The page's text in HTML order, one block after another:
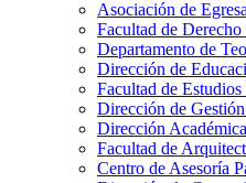
Asociación de
Facultad de Derecho
Departamento de
Dirección de
Facultad de
Dirección de
Dirección
Facultad de
Centro de Asesoría